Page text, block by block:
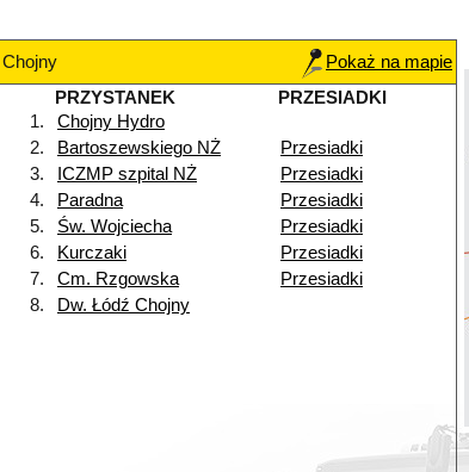
Pokaż na mapie
PRZYSTANEK
PRZESIADKI
1.
Chojny Hydro
2. Bartoszewskiego NŻ
Przesiadki
3. ICZMP szpital NŻ
Przesiadki
4. Paradna
Przesiadki
5. Św. Wojciecha
Przesiadki
6. Kurczaki
Przesiadki
7. Cm. Rzgowska
Przesiadki
8.
Dw. Łódź Chojny